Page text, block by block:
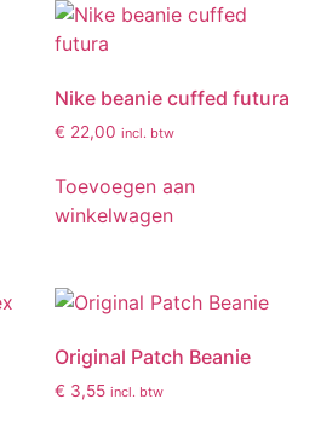
Nike beanie cuffed futura
€ 22,00 incl. btw
Toevoegen aan
winkelwagen
Original Patch Beanie
€ 3,55 incl. btw